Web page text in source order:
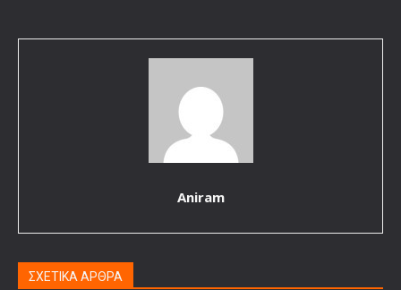
Aniram
ΣΧΕΤΙΚΑ ΑΡΘΡΑ